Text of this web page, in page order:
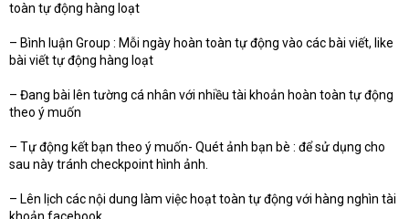
toàn tự động hàng loạt
– Bình luận Group : Mỗi ngày hoàn toàn tự động vào các bài viết, like
bài viết tự động hàng loạt
– Đang bài lên tường cá nhân với nhiều tài khoản hoàn toàn tự động
theo ý muốn
– Tự động kết bạn theo ý muốn- Quét ảnh bạn bè : để sử dụng cho
sau này tránh checkpoint hình ảnh.
– Lên lịch các nội dung làm việc hoạt toàn tự động với hàng nghìn tài